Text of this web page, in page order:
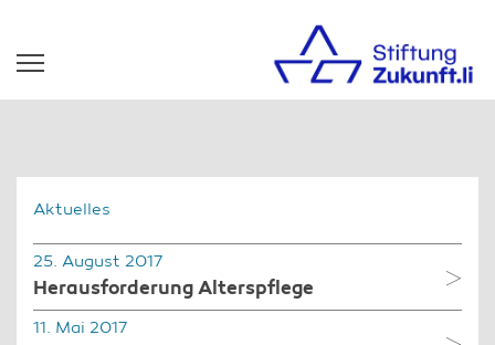
Aktuelles
25. August 2017
Herausforderung Alterspflege
11. Mai 2017